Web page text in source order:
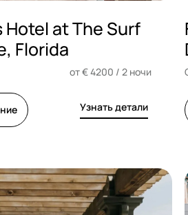
Hotel at The Surf
Florida
от € 4200 / 2 ночи
Узнать детали